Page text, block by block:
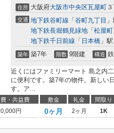
住所 大阪府大阪市中央区瓦屋町
交通 地下鉄谷町線 「 谷町九丁目
地下鉄長堀鶴見緑地 「 松屋町
地下鉄千日前線 「 日本橋 」
築年 築7年 階数 9階建 構造
近くにはファミリーマート 島之内
に便利です。築7年の物件。新しい
す。ア...
・共益費 敷金 礼金 間取り
円 0ヶ月 2ヶ月 1K